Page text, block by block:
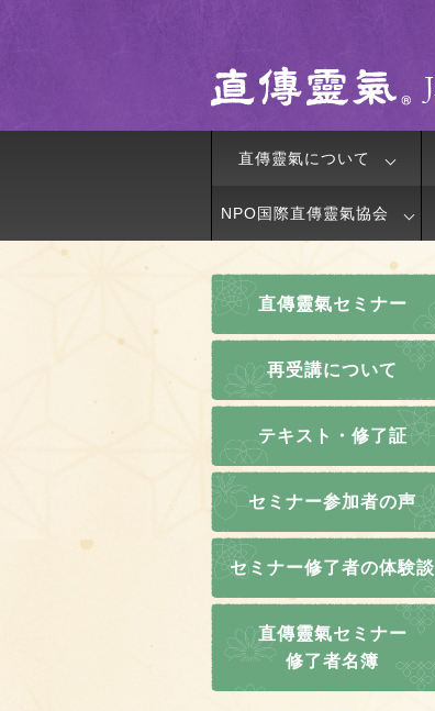
直傳靈氣について
NPO国際直傳靈氣協会
直傳靈氣セミナー
再受講について
テキスト・修了証
セミナー参加者の声
セミナー修了者の体験談
直傳靈氣セミナー
修了者名簿